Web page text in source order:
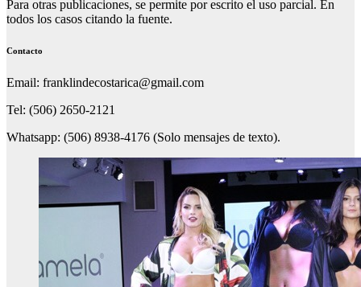
Para otras publicaciones, se permite por escrito el uso parcial. En
todos los casos citando la fuente.
Contacto
Email: franklindecostarica@gmail.com
Tel: (506) 2650-2121
Whatsapp: (506) 8938-4176 (Solo mensajes de texto).